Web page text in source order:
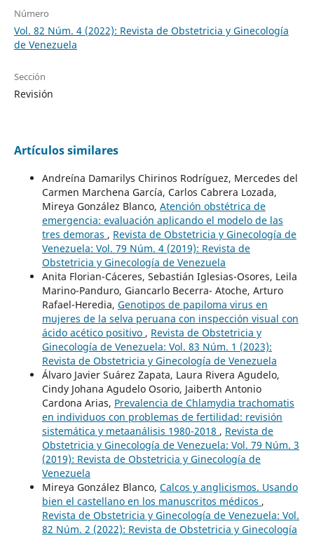
Número
Vol. 82 Núm. 4 (2022): Revista de Obstetricia y Ginecología
de Venezuela
Sección
Revisión
Artículos similares
Andreína Damarilys Chirinos Rodríguez, Mercedes del
Carmen Marchena García, Carlos Cabrera Lozada,
Mireya González Blanco, Atención obstétrica de
emergencia: evaluación aplicando el modelo de las
tres demoras , Revista de Obstetricia y Ginecología de
Venezuela: Vol. 79 Núm. 4 (2019): Revista de
Obstetricia y Ginecología de Venezuela
Anita Florian-Cáceres, Sebastián Iglesias-Osores, Leila
Marino-Panduro, Giancarlo Becerra- Atoche, Arturo
Rafael-Heredia, Genotipos de papiloma virus en
mujeres de la selva peruana con inspección visual con
ácido acético positivo , Revista de Obstetricia y
Ginecología de Venezuela: Vol. 83 Núm. 1 (2023):
Revista de Obstetricia y Ginecología de Venezuela
Álvaro Javier Suárez Zapata, Laura Rivera Agudelo,
Cindy Johana Agudelo Osorio, Jaiberth Antonio
Cardona Arias, Prevalencia de Chlamydia trachomatis
en individuos con problemas de fertilidad: revisión
sistemática y metaanálisis 1980-2018 , Revista de
Obstetricia y Ginecología de Venezuela: Vol. 79 Núm. 3
(2019): Revista de Obstetricia y Ginecología de
Venezuela
Mireya González Blanco, Calcos y anglicismos. Usando
bien el castellano en los manuscritos médicos ,
Revista de Obstetricia y Ginecología de Venezuela: Vol.
82 Núm. 2 (2022): Revista de Obstetricia y Ginecología